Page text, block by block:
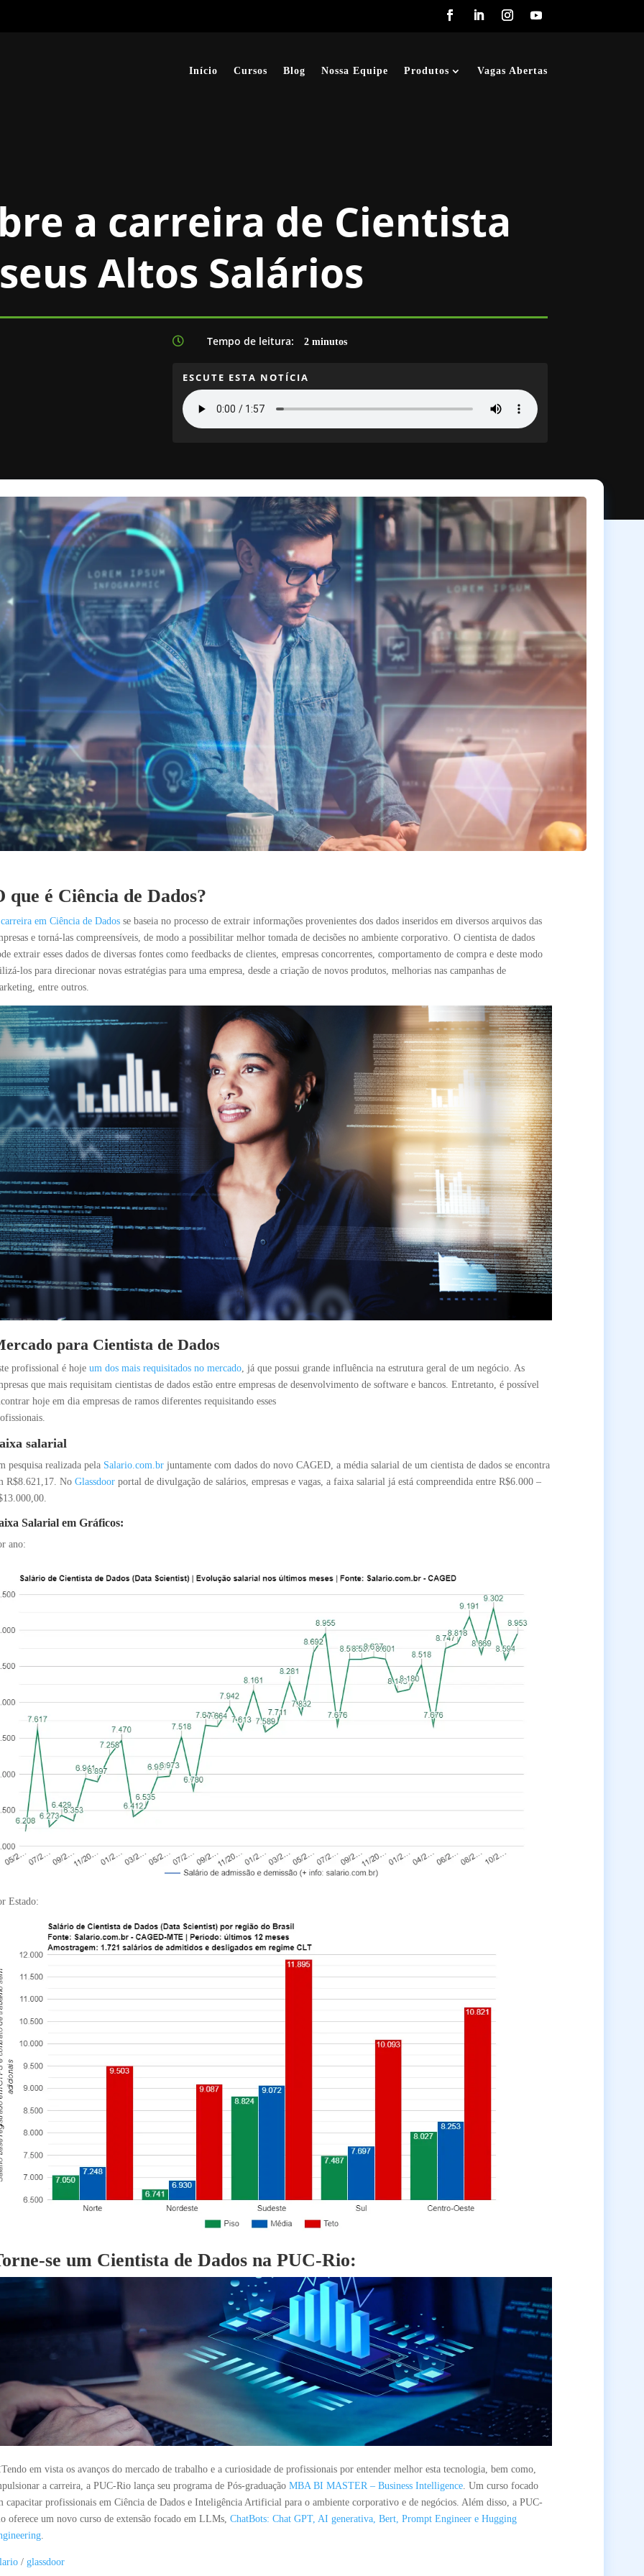
Início Cursos Blog Nossa Equipe Produtos Vagas Abertas
a carreira de Cientista
Altos Salários
 Tempo de leitura: 2 minutos
ESCUTE ESTA NOTÍCIA
que é Ciência de Dados?
carreira em Ciência de Dados se baseia no processo de extrair informações provenientes dos dados inseridos em diversos arquivos das
e torná-las compreensíveis, de modo a possibilitar melhor tomada de decisões no ambiente corporativo. O cientista de dados
extrair esses dados de diversas fontes como feedbacks de clientes, empresas concorrentes, comportamento de compra e deste modo
los para direcionar novas estratégias para uma empresa, desde a criação de novos produtos, melhorias nas campanhas de
entre outros.
para Cientista de Dados
profissional é hoje um dos mais requisitados no mercado, já que possui grande influência na estrutura geral de um negócio. As
que mais requisitam cientistas de dados estão entre empresas de desenvolvimento de software e bancos. Entretanto, é possível
hoje em dia empresas de ramos diferentes requisitando esses
salarial
pesquisa realizada pela Salario.com.br juntamente com dados do novo CAGED, a média salarial de um cientista de dados se encontra
R$8.621,17. No Glassdoor portal de divulgação de salários, empresas e vagas, a faixa salarial já está compreendida entre R$6.000 –
Salarial em Gráficos:
ano:
Estado:
se um Cientista de Dados na PUC-Rio:
em vista os avanços do mercado de trabalho e a curiosidade de profissionais por entender melhor esta tecnologia, bem como,
a carreira, a PUC-Rio lança seu programa de Pós-graduação MBA BI MASTER – Business Intelligence. Um curso focado
capacitar profissionais em Ciência de Dados e Inteligência Artificial para o ambiente corporativo e de negócios. Além disso, a PUC-
oferece um novo curso de extensão focado em LLMs, ChatBots: Chat GPT, AI generativa, Bert, Prompt Engineer e Hugging
.
/ glassdoor